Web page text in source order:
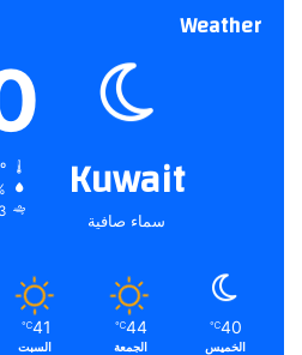
Weather
Kuwait
سماء صافية
40
℃
الخميس
44
℃
الجمعة
41
℃
السبت